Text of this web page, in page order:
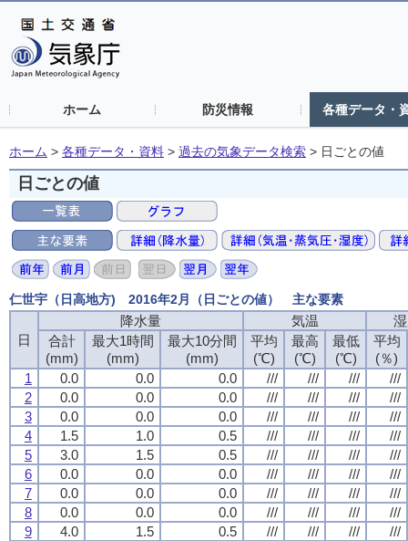
ホーム 防災情報 各種データ・
ホーム > 各種データ・資料 > 過去の気象データ検索 > 日ごとの値
日ごとの値
仁世宇（日高地方) 2016年2月（日ごとの値） 主な要素
日
降水量 気温
合計
(mm)
最大1時間
(mm)
最大10分間
(mm)
平均
(℃)
最高
(℃)
最低
(℃)
平均
(％)
1
0.0 0.0 0.0 /// /// ///
///
2
0.0 0.0 0.0 /// /// ///
///
3
0.0 0.0 0.0 /// /// ///
///
4
1.5 1.0 0.5 /// /// ///
///
5
3.0 1.5 0.5 /// /// ///
///
6
0.0 0.0 0.0 /// /// ///
///
7
0.0 0.0 0.0 /// /// ///
///
8
0.0 0.0 0.0 /// /// ///
///
9
4.0 1.5 0.5 /// /// ///
///